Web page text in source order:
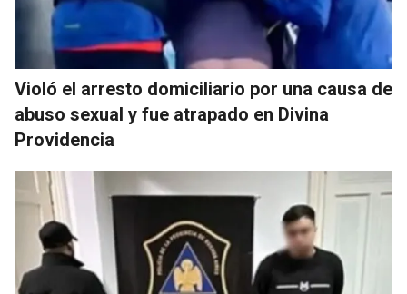
Violó el arresto domiciliario por una causa de
abuso sexual y fue atrapado en Divina
Providencia